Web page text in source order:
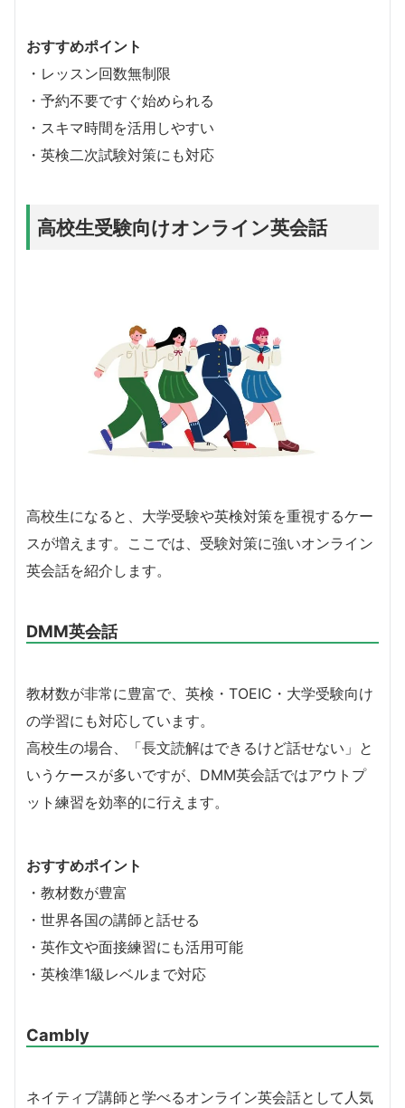
おすすめポイント
・レッスン回数無制限
・予約不要ですぐ始められる
・スキマ時間を活用しやすい
・英検二次試験対策にも対応
高校生受験向けオンライン英会話
高校生になると、大学受験や英検対策を重視するケー
スが増えます。ここでは、受験対策に強いオンライン
英会話を紹介します。
DMM英会話
教材数が非常に豊富で、英検・TOEIC・大学受験向け
の学習にも対応しています。
高校生の場合、「長文読解はできるけど話せない」と
いうケースが多いですが、DMM英会話ではアウトプ
ット練習を効率的に行えます。
おすすめポイント
・教材数が豊富
・世界各国の講師と話せる
・英作文や面接練習にも活用可能
・英検準1級レベルまで対応
Cambly
ネイティブ講師と学べるオンライン英会話として人気